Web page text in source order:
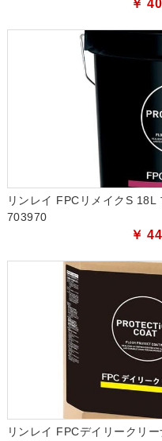
￥
リンレイ FPCリメイクS 18L
703970
￥
リンレイ FPCデイリークリ